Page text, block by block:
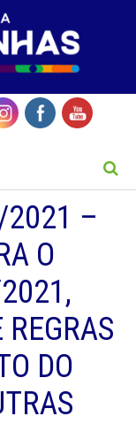
2021 –
O
REGRAS
DO